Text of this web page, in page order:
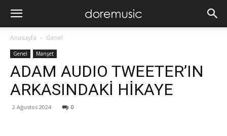
Anasayfa Genel
Genel Manşet
ADAM AUDIO TWEETER’IN
ARKASINDAKİ HİKAYE
2 Ağustos 2024 0